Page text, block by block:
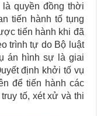
quyền đồng thời
tiến hành tố tụng
tiến hành khi đã
trình tự do Bộ luật
án hình sự là giai
định khởi tố vụ
để tiến hành các
tố, xét xử và thi